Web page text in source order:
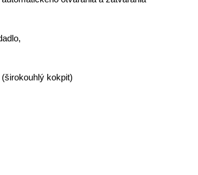
/ roleta
otvárania a zatvárania
kokpit)